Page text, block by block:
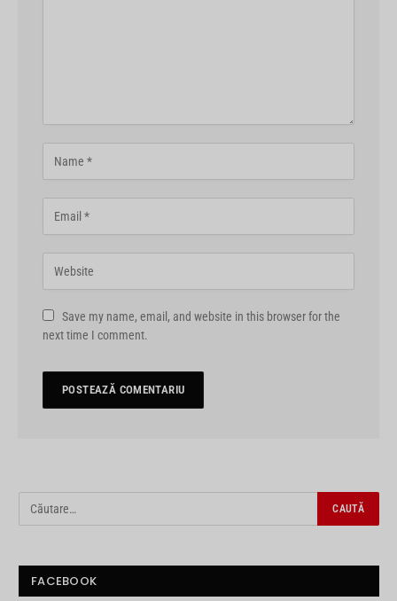
Save my name, email, and website in this browser for the
next time I comment.
FACEBOOK